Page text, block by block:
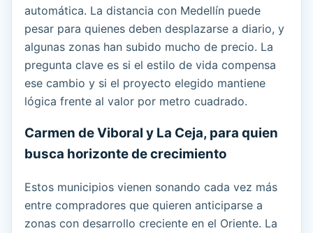
automática. La distancia con Medellín puede
pesar para quienes deben desplazarse a diario, y
algunas zonas han subido mucho de precio. La
pregunta clave es si el estilo de vida compensa
ese cambio y si el proyecto elegido mantiene
lógica frente al valor por metro cuadrado.
Carmen de Viboral y La Ceja, para quien
busca horizonte de crecimiento
Estos municipios vienen sonando cada vez más
entre compradores que quieren anticiparse a
zonas con desarrollo creciente en el Oriente. La